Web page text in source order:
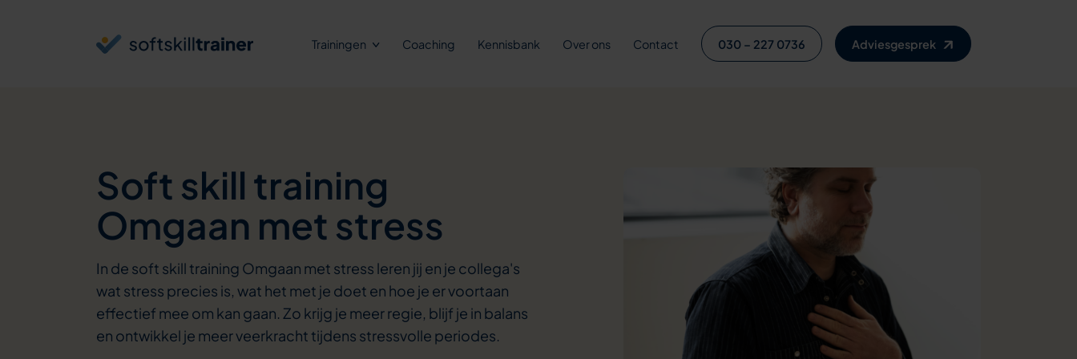
Trainingen Coaching Kennisbank Over ons Contact 030 – 227 0736 Adviesgesprek
Soft skill training
Omgaan met stress
In de soft skill training Omgaan met stress leren jij en je collega's
wat stress precies is, wat het met je doet en hoe je er voortaan
effectief mee om kan gaan. Zo krijg je meer regie, blijf je in balans
en ontwikkel je meer veerkracht tijdens stressvolle periodes.